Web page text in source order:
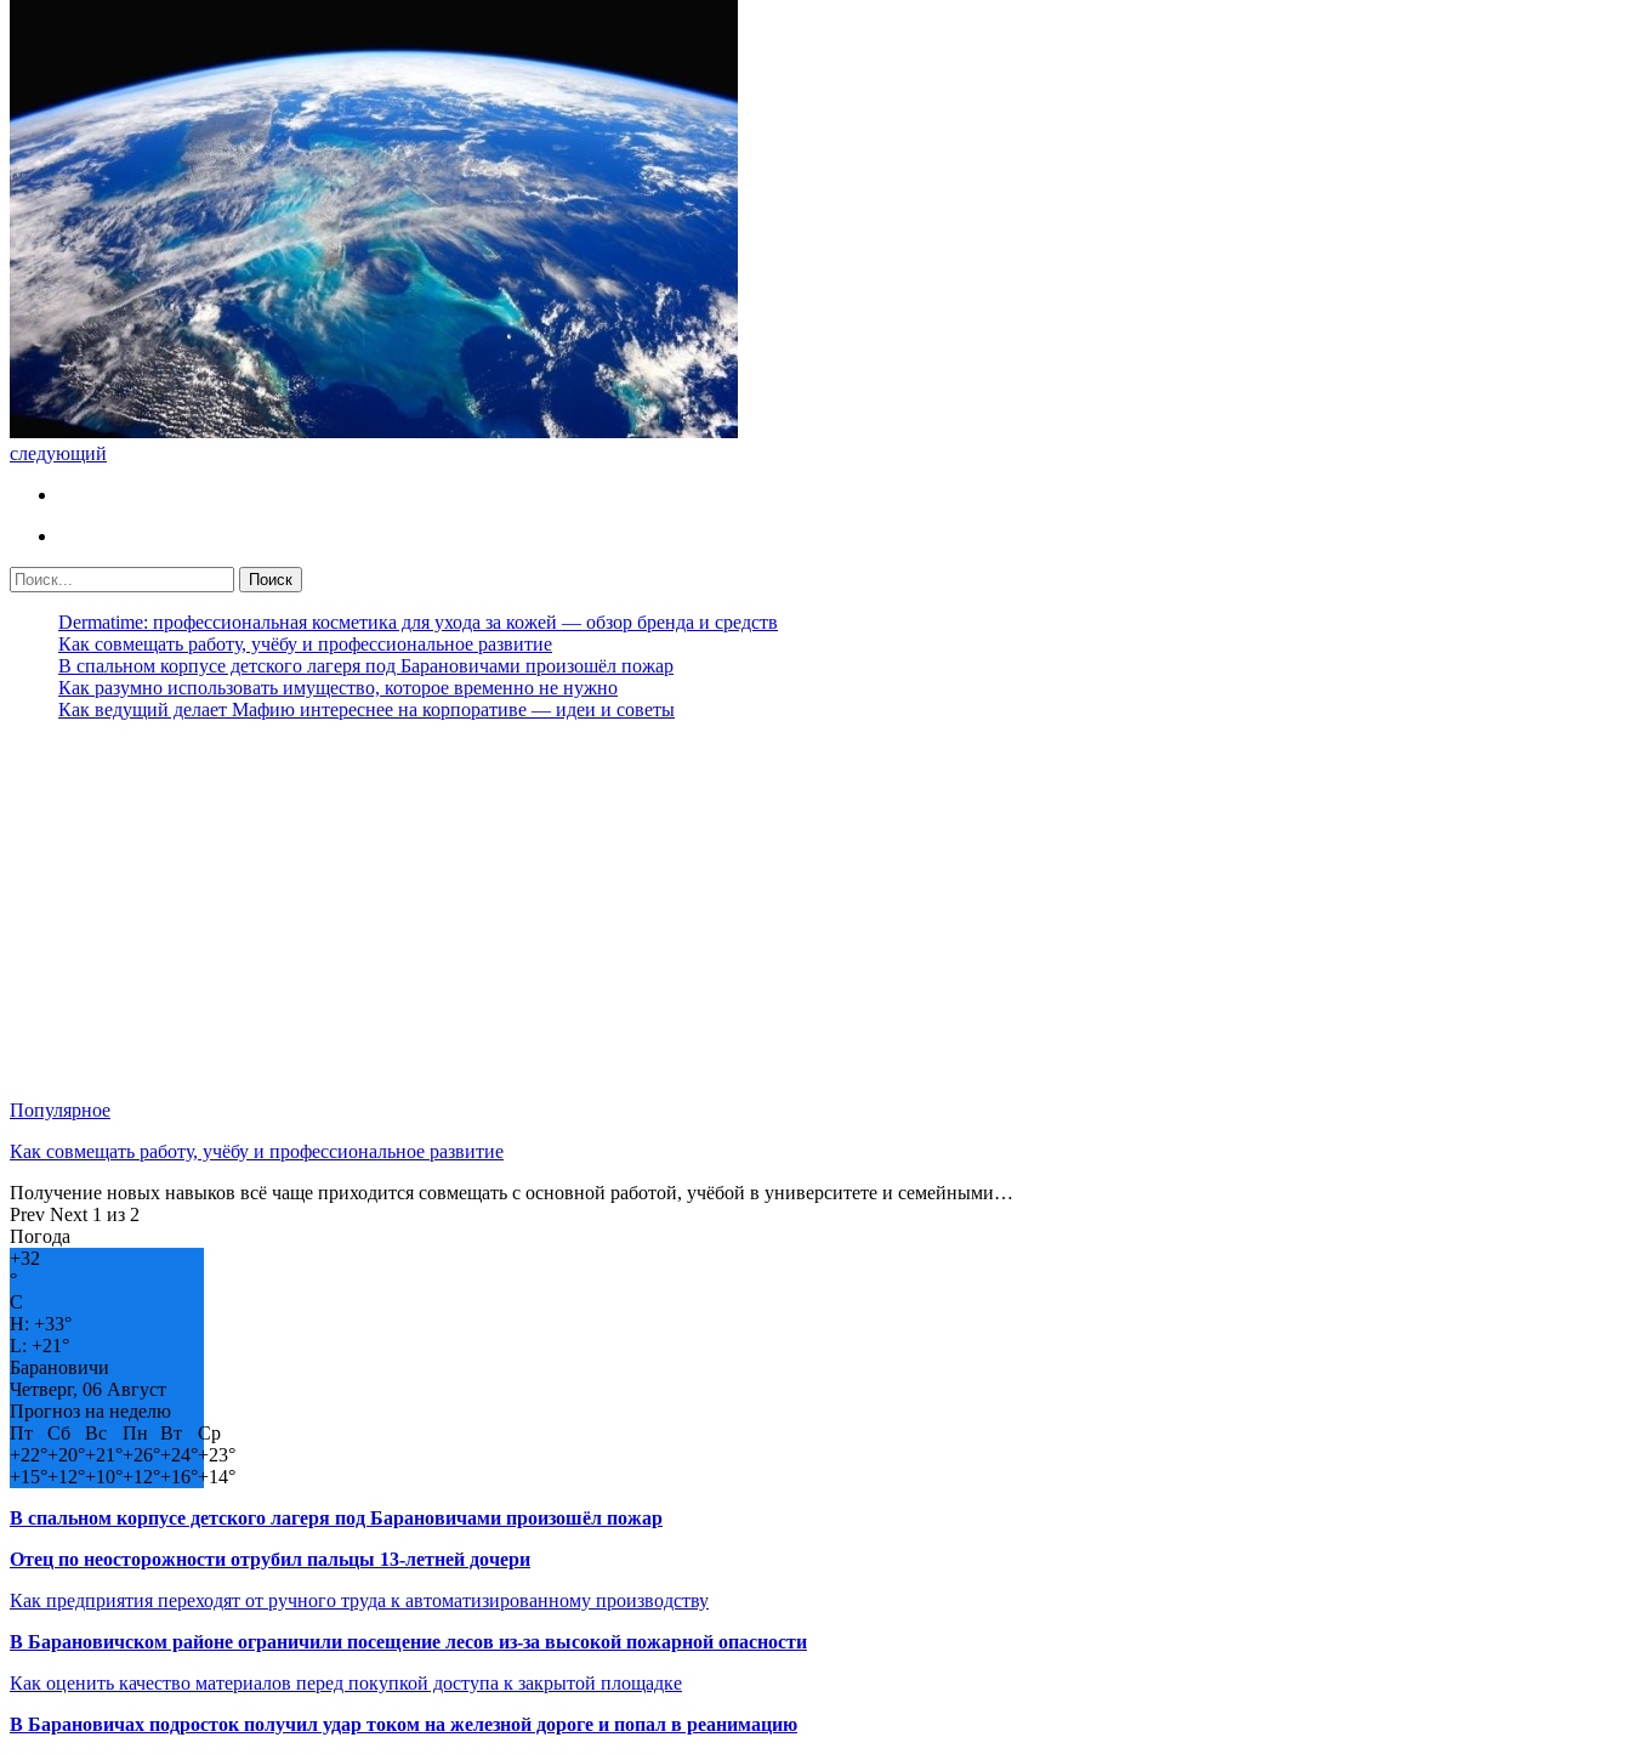
следующий
Dermatime: профессиональная косметика для ухода за кожей — обзор бренда и средств
Как совмещать работу, учёбу и профессиональное развитие
В спальном корпусе детского лагеря под Барановичами произошёл пожар
Как разумно использовать имущество, которое временно не нужно
Как ведущий делает Мафию интереснее на корпоративе — идеи и советы
Популярное
Как совмещать работу, учёбу и профессиональное развитие
Получение новых навыков всё чаще приходится совмещать с основной работой, учёбой в университете и семейными…
Prev Next 1 из 2
Погода
+32
°
C
H: +33°
L: +21°
Барановичи
Четверг, 06 Август
Прогноз на неделю
Пт
Сб Вс Пн Вт
Ср
+22°+20°+21°+26°+24°+23°
+15°+12°+10°+12°+16°+14°
В спальном корпусе детского лагеря под Барановичами произошёл пожар
Отец по неосторожности отрубил пальцы 13-летней дочери
Как предприятия переходят от ручного труда к автоматизированному производству
В Барановичском районе ограничили посещение лесов из-за высокой пожарной опасности
Как оценить качество материалов перед покупкой доступа к закрытой площадке
В Барановичах подросток получил удар током на железной дороге и попал в реанимацию